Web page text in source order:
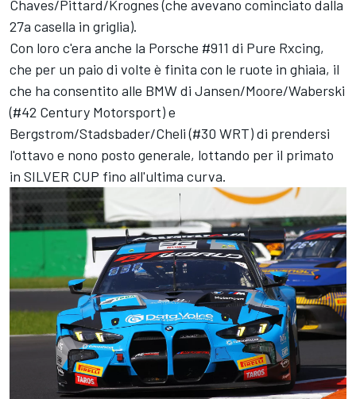
Chaves/Pittard/Krognes (che avevano cominciato dalla
27a casella in griglia).
Con loro c'era anche la Porsche #911 di Pure Rxcing,
che per un paio di volte è finita con le ruote in ghiaia, il
che ha consentito alle BMW di Jansen/Moore/Waberski
(#42 Century Motorsport) e
Bergstrom/Stadsbader/Cheli (#30 WRT) di prendersi
l'ottavo e nono posto generale, lottando per il primato
in SILVER CUP fino all'ultima curva.